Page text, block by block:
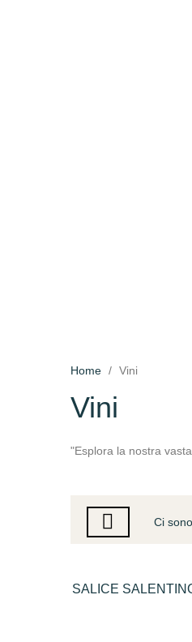
Home Vini
Vini
"Esplora la nostra
Ci
SALICE